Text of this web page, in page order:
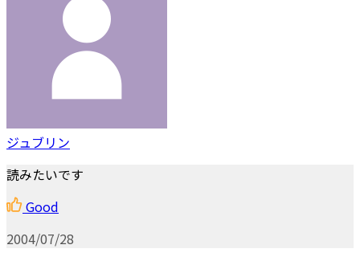
ジュブリン
読みたいです
Good
2004/07/28